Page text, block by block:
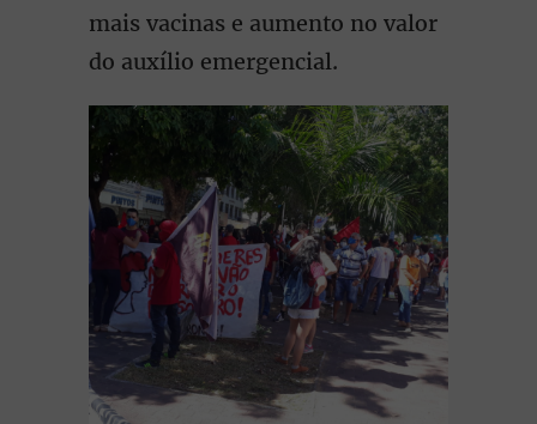
mais vacinas e aumento no valor
do auxílio emergencial.